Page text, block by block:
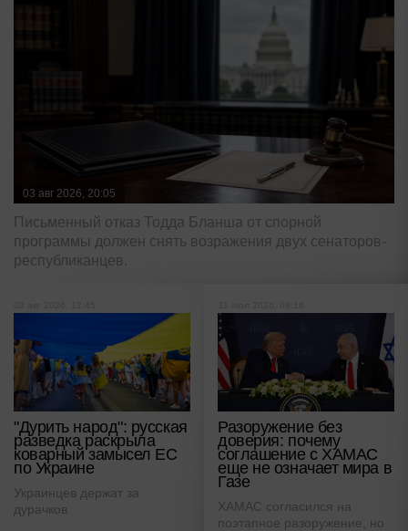
03 авг 2026, 20:05
Письменный отказ Тодда Бланша от спорной
программы должен снять возражения двух сенаторов-
республиканцев.
"Дурить народ": русская
разведка раскрыла
коварный замысел ЕС
по Украине
Украинцев держат за
дурачков
Разоружение без
доверия: почему
соглашение с ХАМАС
еще не означает мира в
Газе
ХАМАС согласился на
поэтапное разоружение, но